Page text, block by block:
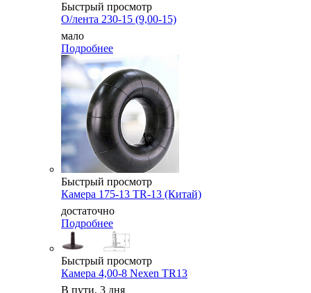
Быстрый просмотр
О/лента 230-15 (9,00-15)
мало
Подробнее
Быстрый просмотр
Камера 175-13 TR-13 (Китай)
достаточно
Подробнее
Быстрый просмотр
Камера 4,00-8 Nexen TR13
В пути, 3 дня